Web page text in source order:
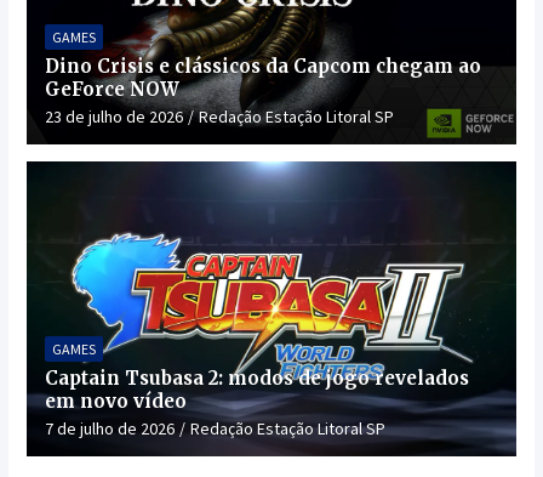
GAMES
Dino Crisis e clássicos da Capcom chegam ao
GeForce NOW
23 de julho de 2026 Redação Estação Litoral SP
GAMES
Captain Tsubasa 2: modos de jogo revelados
em novo vídeo
7 de julho de 2026 Redação Estação Litoral SP